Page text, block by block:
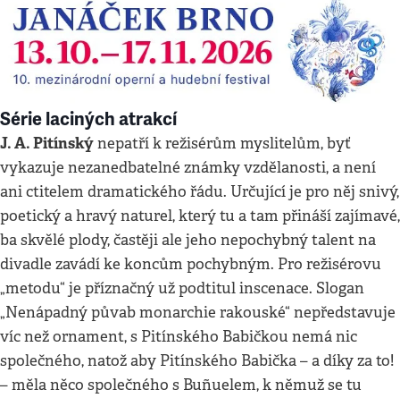
Série laciných atrakcí
J. A. Pitínskýnepatří k režisérům myslitelům, byť
vykazuje nezanedbatelné známky vzdělanosti, a není
ani ctitelem dramatického řádu. Určující je pro něj snivý,
poetický a hravý naturel, který tu a tam přináší zajímavé,
ba skvělé plody, častěji ale jeho nepochybný talent na
divadle zavádí ke koncům pochybným. Pro režisérovu
„metodu“ je příznačný už podtitul inscenace. Slogan
„Nenápadný půvab monarchie rakouské“ nepředstavuje
víc než ornament, s Pitínského Babičkou nemá nic
společného, natož aby Pitínského Babička – a díky za to!
– měla něco společného s Buñuelem, k němuž se tu